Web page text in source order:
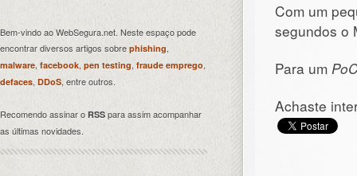
Com um
segundos o
Para um
Achaste
Bem-vindo ao WebSegura.net. Neste espaço pode
encontrar diversos artigos sobre phishing,
malware, facebook, pen testing fraude emprego,
defaces, DDoS, entre outros.
Recomendo assinar o RSS para assim acompanhar
as últimas novidades.